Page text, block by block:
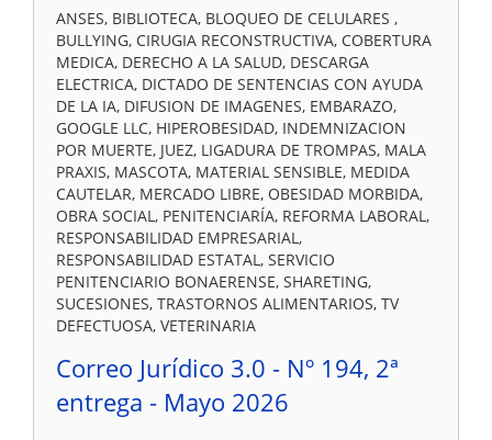
ANSES, BIBLIOTECA, BLOQUEO DE CELULARES ,
BULLYING, CIRUGIA RECONSTRUCTIVA, COBERTURA
MEDICA, DERECHO A LA SALUD, DESCARGA
ELECTRICA, DICTADO DE SENTENCIAS CON AYUDA
DE LA IA, DIFUSION DE IMAGENES, EMBARAZO,
GOOGLE LLC, HIPEROBESIDAD, INDEMNIZACION
POR MUERTE, JUEZ, LIGADURA DE TROMPAS, MALA
PRAXIS, MASCOTA, MATERIAL SENSIBLE, MEDIDA
CAUTELAR, MERCADO LIBRE, OBESIDAD MORBIDA,
OBRA SOCIAL, PENITENCIARÍA, REFORMA LABORAL,
RESPONSABILIDAD EMPRESARIAL,
RESPONSABILIDAD ESTATAL, SERVICIO
PENITENCIARIO BONAERENSE, SHARETING,
SUCESIONES, TRASTORNOS ALIMENTARIOS, TV
DEFECTUOSA, VETERINARIA
Correo Jurídico 3.0 - Nº 194, 2ª
entrega - Mayo 2026